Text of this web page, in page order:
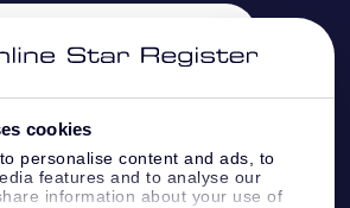
cookies
personalise content and ads, to
features and to analyse our
information about your use of
Fly me to the stars